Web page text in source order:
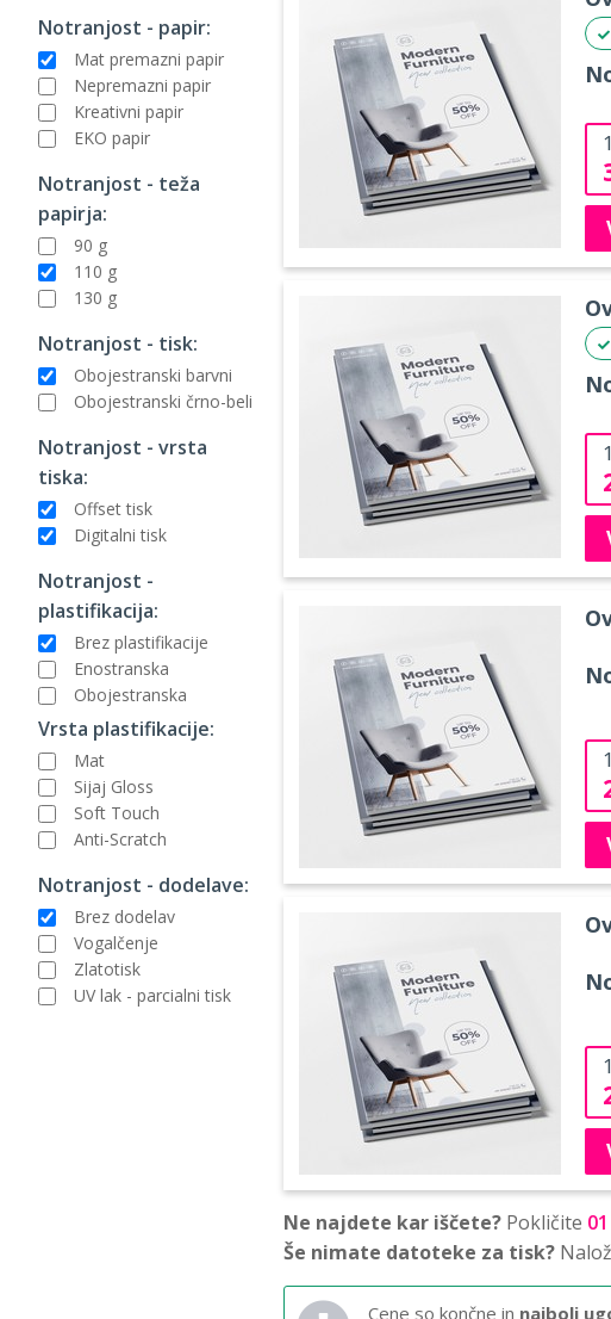
Notranjost - papir:
Mat premazni papir
Nepremazni papir
Kreativni papir
EKO papir
Notranjost - teža
papirja:
90 g
110 g
130 g
Notranjost - tisk:
Obojestranski barvni
Obojestranski črno-beli
Notranjost - vrsta
tiska:
Offset tisk
Digitalni tisk
Notranjost -
plastifikacija:
Brez plastifikacije
Enostranska
Obojestranska
Vrsta plastifikacije:
Mat
Sijaj Gloss
Soft Touch
Anti-Scratch
Notranjost - dodelave:
Brez dodelav
Vogalčenje
Zlatotisk
UV lak - parcialni tisk
Ne najdete kar iščete? Pokličite
Še nimate datoteke za tisk?
Cene so končne in najbolj